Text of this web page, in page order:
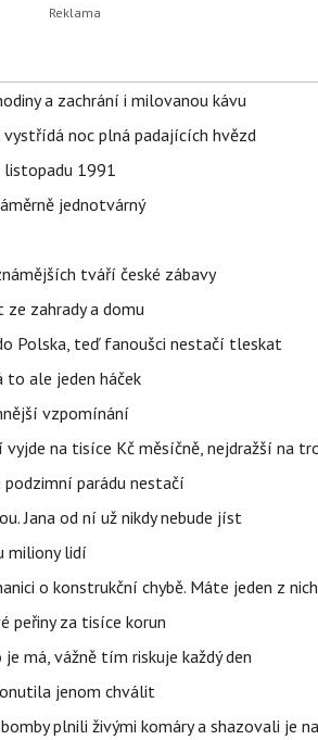
a zachrání i milovanou kávu
noc plná padajících hvězd
listopadu 1991
jednotvárný
tváří české zábavy
ze zahrady a domu
Polska, teď fanoušci nestačí tleskat
to ale jeden háček
vzpomínání
na tisíce Kč měsíčně, nejdražší na
podzimní parádu nestačí
Jana od ní už nikdy nebude jíst
miliony lidí
o konstrukční chybě. Máte jeden z
peřiny za tisíce korun
má, vážně tím riskuje každý den
jenom chválit
plnili živými komáry a shazovali je